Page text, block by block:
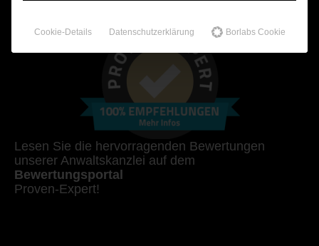
Lesen Sie die hervorragenden Bewertungen
unserer Anwaltskanzlei auf dem
Bewertungsportal
Proven-Expert!
Cookie-Details Datenschutzerklärung Borlabs Cookie